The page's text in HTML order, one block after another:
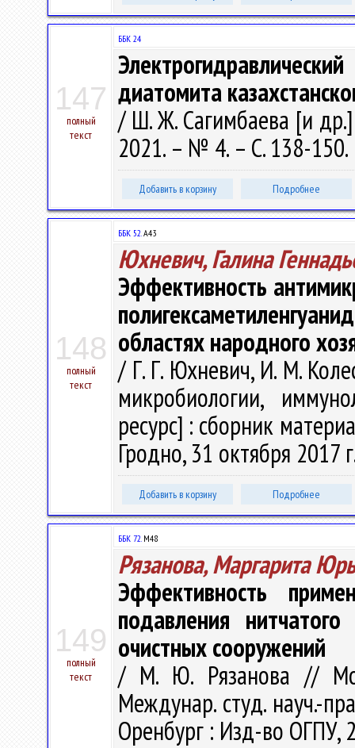
147
полный
текст
ББК 24
диатомита
/ Ш. Ж. Сагимбаева [и
2021. – № 4. – С. 138-150.
Добавить в корзину Подробнее
148
полный
текст
ББК 52.А43
Юхневич, Галина
Эффективность
областях народного
/ Г. Г. Юхневич, И. М.
микробиологии,
ресурс] : сборник
Гродно, 31 октября 2017
Добавить в корзину Подробнее
149
полный
текст
ББК 72.М48
Рязанова, Маргарита
Эффективность
подавления
очистных сооружений
/ М. Ю. Рязанова //
Междунар. студ. науч.-
Оренбург : Изд-во ОГПУ,